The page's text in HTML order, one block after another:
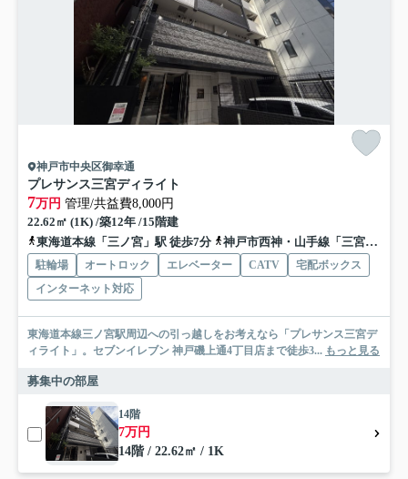
神戸市中央区御幸通
プレサンス三宮ディライト
7万円 管理/共益費8,000円
22.62㎡ (1K) /築12年 /15階建
東海道本線「三ノ宮」駅 徒歩7分
神戸市西神・山手線「三宮」駅 徒歩10分
駐輪場 オートロック エレベーター CATV
宅配ボックス
インターネット対応
東海道本線三ノ宮駅周辺への引っ越しをお考えなら「プレサンス三宮デ
ィライト」。セブンイレブン 神戸磯上通4丁目店まで徒歩3... もっと見る
募集中の部屋
14階
7万円
14階 / 22.62㎡ / 1K